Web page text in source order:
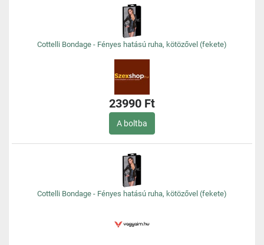
Cottelli Bondage - Fényes hatású ruha, kötözővel (fekete)
23990 Ft
A boltba
Cottelli Bondage - Fényes hatású ruha, kötözővel (fekete)